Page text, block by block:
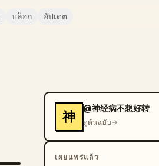
บล็อก อัปเดต
神
@神经病不想好转
ดูต้นฉบับ
เผยแพร่แล้ว